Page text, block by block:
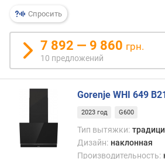
и
н
е
и
в
ы
р
Спросить
7 892 — 9 860 грн.
10 предложений
Gorenje WHI 649
2023 год G600
Тип вытяжки:
Дизайн: наклонная
Производительность: